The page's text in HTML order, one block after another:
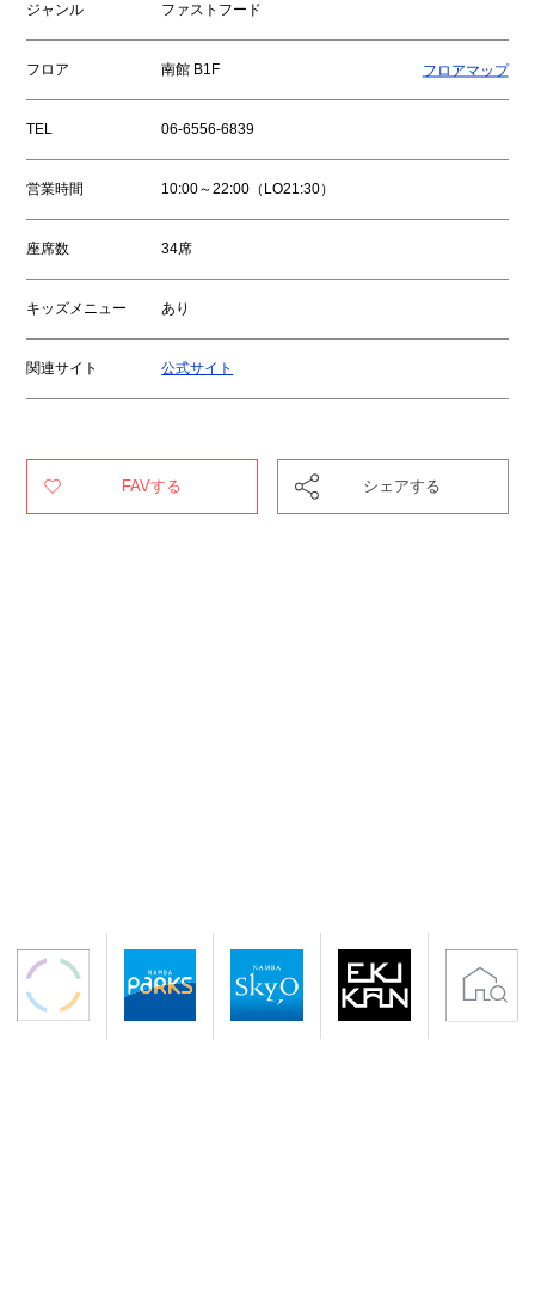
ジャンル ファストフード
フロア 南館 B1F フロアマップ
TEL 06-6556-6839
営業時間 10:00～22:00（LO21:30）
座席数 34席
キッズメニュー あり
関連サイト 公式サイト
FAVする シェアする